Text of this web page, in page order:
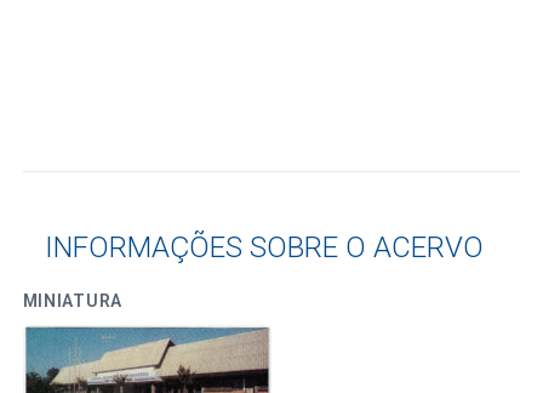
INFORMAÇÕES SOBRE O ACERVO
MINIATURA